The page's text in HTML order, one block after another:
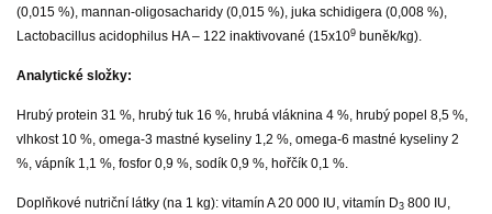
(0,015 %), mannan-oligosacharidy (0,015 %), juka schidigera (0,008 %),
Lactobacillus acidophilus HA – 122 inaktivované (15x109 buněk/kg).
Analytické složky:
Hrubý protein 31 %, hrubý tuk 16 %, hrubá vláknina 4 %, hrubý popel 8,5 %,
vlhkost 10 %, omega-3 mastné kyseliny 1,2 %, omega-6 mastné kyseliny 2
%, vápník 1,1 %, fosfor 0,9 %, sodík 0,9 %, hořčík 0,1 %.
Doplňkové nutriční látky (na 1 kg): vitamín A 20 000 IU, vitamín D3 800 IU,